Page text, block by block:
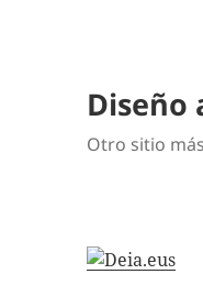
Diseño
Otro sitio